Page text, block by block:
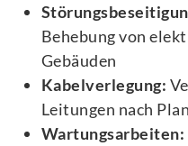
Behebung von
Gebäuden
Kabelverlegung:
Leitungen nach Plan
Wartungsarbeiten: